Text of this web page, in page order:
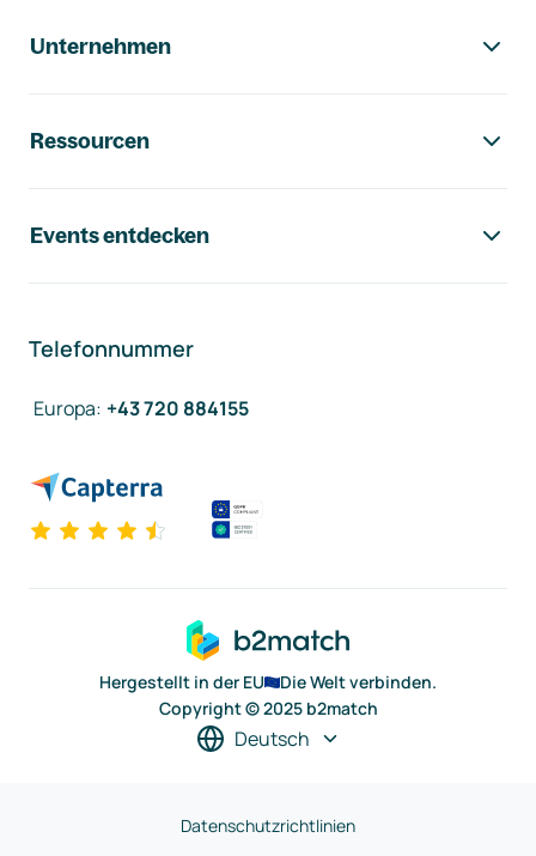
Unternehmen
Ressourcen
Events entdecken
Telefonnummer
Europa: +43 720 884155
Hergestellt in der EU
Die Welt verbinden.
Copyright © 2025 b2match
Deutsch
Datenschutzrichtlinien